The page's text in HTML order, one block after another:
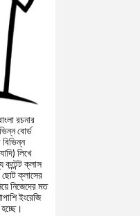
রচনার
বোর্ড
লিখে
ক্লাস
ক্লাসের
নিজেদের মত
ইংরেজি